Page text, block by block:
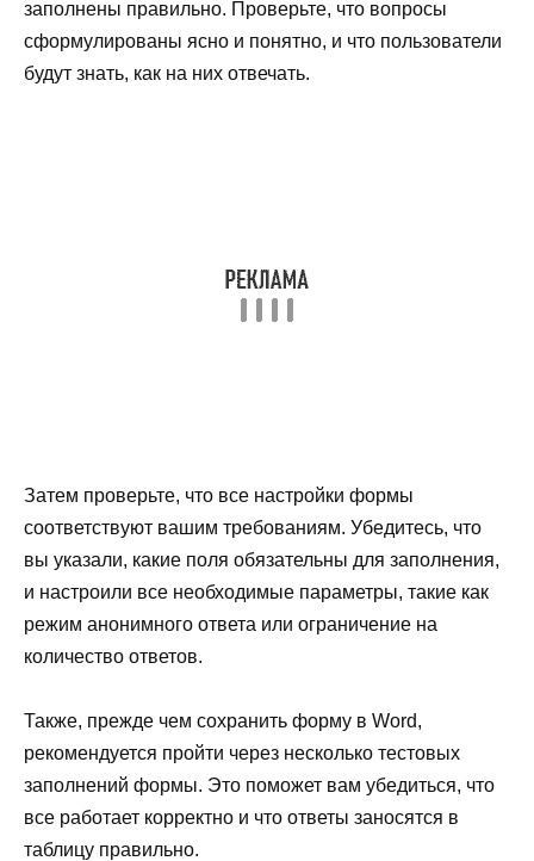
заполнены правильно. Проверьте, что вопросы
сформулированы ясно и понятно, и что пользователи
будут знать, как на них отвечать.
Затем проверьте, что все настройки формы
соответствуют вашим требованиям. Убедитесь, что
вы указали, какие поля обязательны для заполнения,
и настроили все необходимые параметры, такие как
режим анонимного ответа или ограничение на
количество ответов.
Также, прежде чем сохранить форму в Word,
рекомендуется пройти через несколько тестовых
заполнений формы. Это поможет вам убедиться, что
все работает корректно и что ответы заносятся в
таблицу правильно.